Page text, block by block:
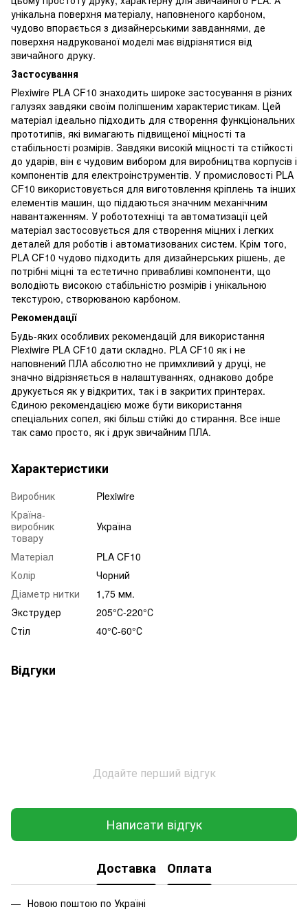
унікальна поверхня матеріалу, наповненого карбоном,
чудово впорається з дизайнерськими завданнями, де
поверхня надрукованої моделі має відрізнятися від
звичайного друку.
Застосування
Plexiwire PLA CF10 знаходить широке застосування в різних
галузях завдяки своїм поліпшеним характеристикам. Цей
матеріал ідеально підходить для створення функціональних
прототипів, які вимагають підвищеної міцності та
стабільності розмірів. Завдяки високій міцності та стійкості
до ударів, він є чудовим вибором для виробництва корпусів і
компонентів для електроінструментів. У промисловості PLA
CF10 використовується для виготовлення кріплень та інших
елементів машин, що піддаються значним механічним
навантаженням. У робототехніці та автоматизації цей
матеріал застосовується для створення міцних і легких
деталей для роботів і автоматизованих систем. Крім того,
PLA CF10 чудово підходить для дизайнерських рішень, де
потрібні міцні та естетично привабливі компоненти, що
володіють високою стабільністю розмірів і унікальною
текстурою, створюваною карбоном.
Рекомендації
Будь-яких особливих рекомендацій для використання
Plexiwire PLA CF10 дати складно. PLA CF10 як і не
наповнений ПЛА абсолютно не примхливий у друці, не
значно відрізняється в налаштуваннях, однаково добре
друкується як у відкритих, так і в закритих принтерах.
Єдиною рекомендацією може бути використання
спеціальних сопел, які більш стійкі до стирання. Все інше
так само просто, як і друк звичайним ПЛА.
Характеристики
Виробник
Plexiwire
Країна-
виробник
товару
Україна
Матеріал
PLA CF10
Колір
Чорний
Діаметр нитки
1,75 мм.
Экструдер
205°С-220°С
Стіл
40°С-60°С
Відгуки
Додайте перший відгук
Написати відгук
Доставка Оплата
Новою поштою по Україні